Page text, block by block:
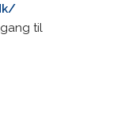
til